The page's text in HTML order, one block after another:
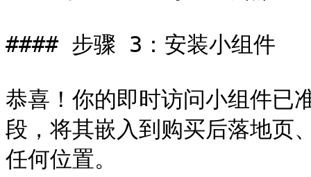
#### 步骤 3：安装小组件
恭喜！你的即时访问小组件已
段，将其嵌入到购买后落地页
任何位置。